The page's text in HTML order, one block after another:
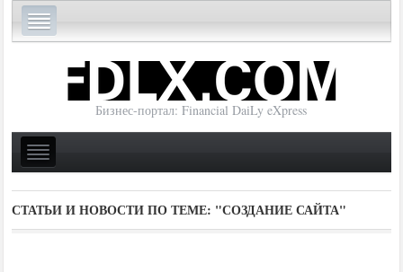
Бизнес-портал: Financial DaiLy eXpress
СТАТЬИ И НОВОСТИ ПО ТЕМЕ: "СОЗДАНИЕ САЙТА"